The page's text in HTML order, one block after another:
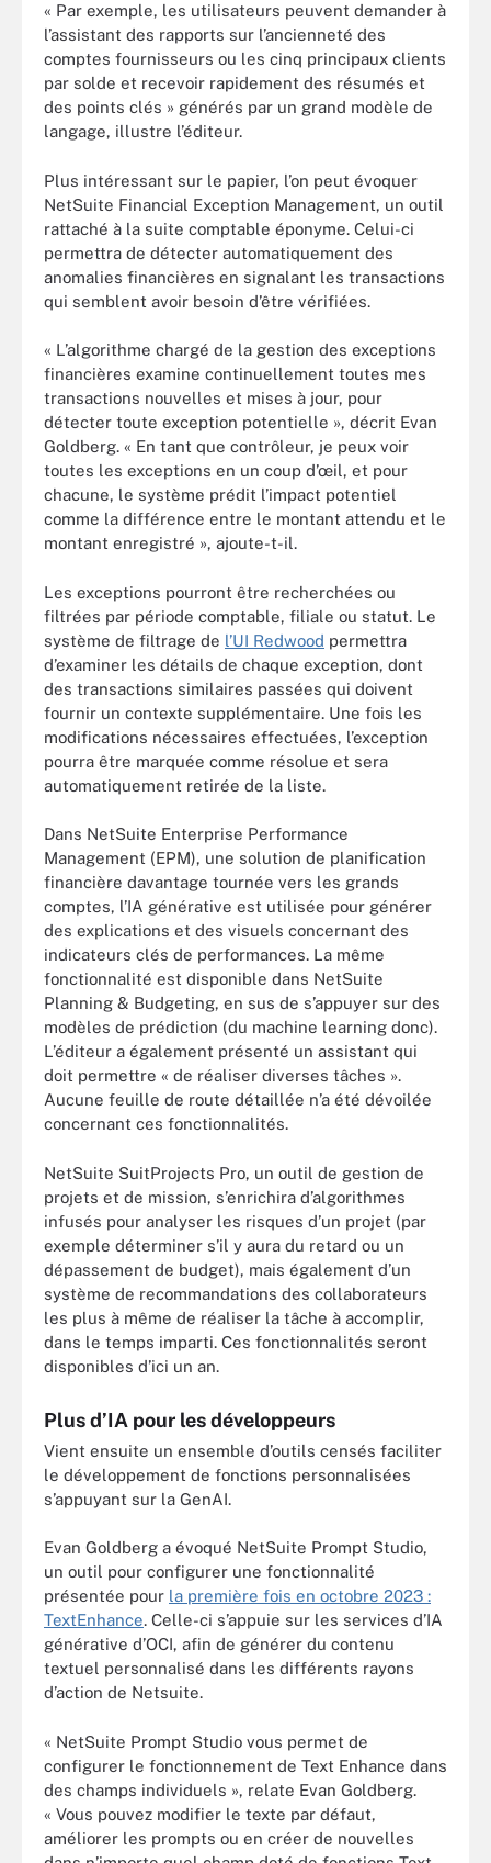
« Par exemple, les utilisateurs peuvent demander à
l’assistant des rapports sur l’ancienneté des
comptes fournisseurs ou les cinq principaux clients
par solde et recevoir rapidement des résumés et
des points clés » générés par un grand modèle de
langage, illustre l’éditeur.
Plus intéressant sur le papier, l’on peut évoquer
NetSuite Financial Exception Management, un outil
rattaché à la suite comptable éponyme. Celui-ci
permettra de détecter automatiquement des
anomalies financières en signalant les transactions
qui semblent avoir besoin d’être vérifiées.
« L’algorithme chargé de la gestion des exceptions
financières examine continuellement toutes mes
transactions nouvelles et mises à jour, pour
détecter toute exception potentielle », décrit Evan
Goldberg. « En tant que contrôleur, je peux voir
toutes les exceptions en un coup d’œil, et pour
chacune, le système prédit l’impact potentiel
comme la différence entre le montant attendu et le
montant enregistré », ajoute-t-il.
Les exceptions pourront être recherchées ou
filtrées par période comptable, filiale ou statut. Le
système de filtrage de l’UI Redwood permettra
d’examiner les détails de chaque exception, dont
des transactions similaires passées qui doivent
fournir un contexte supplémentaire. Une fois les
modifications nécessaires effectuées, l’exception
pourra être marquée comme résolue et sera
automatiquement retirée de la liste.
Dans NetSuite Enterprise Performance
Management (EPM), une solution de planification
financière davantage tournée vers les grands
comptes, l’IA générative est utilisée pour générer
des explications et des visuels concernant des
indicateurs clés de performances. La même
fonctionnalité est disponible dans NetSuite
Planning & Budgeting, en sus de s’appuyer sur des
modèles de prédiction (du machine learning donc).
L’éditeur a également présenté un assistant qui
doit permettre « de réaliser diverses tâches ».
Aucune feuille de route détaillée n’a été dévoilée
concernant ces fonctionnalités.
NetSuite SuitProjects Pro, un outil de gestion de
projets et de mission, s’enrichira d’algorithmes
infusés pour analyser les risques d’un projet (par
exemple déterminer s’il y aura du retard ou un
dépassement de budget), mais également d’un
système de recommandations des collaborateurs
les plus à même de réaliser la tâche à accomplir,
dans le temps imparti. Ces fonctionnalités seront
disponibles d’ici un an.
Plus d’IA pour les développeurs
Vient ensuite un ensemble d’outils censés faciliter
le développement de fonctions personnalisées
s’appuyant sur la GenAI.
Evan Goldberg a évoqué NetSuite Prompt Studio,
un outil pour configurer une fonctionnalité
présentée pour la première fois en octobre 2023 :
TextEnhance. Celle-ci s’appuie sur les services d’IA
générative d’OCI, afin de générer du contenu
textuel personnalisé dans les différents rayons
d’action de Netsuite.
« NetSuite Prompt Studio vous permet de
configurer le fonctionnement de Text Enhance dans
des champs individuels », relate Evan Goldberg.
« Vous pouvez modifier le texte par défaut,
améliorer les prompts ou en créer de nouvelles